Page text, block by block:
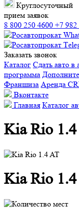
Круглосуточный
прием заявок
8 800 250 4600 +7 982
Заказать звонок
Каталог Сдать авто в
программа
Франшиза Аренда
Вконтакте
Главная Каталог
Kia Rio
Kia Rio